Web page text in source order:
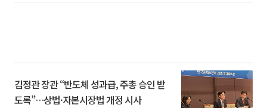
김정관 장관 “반도체 성과급, 주총 승인 받
도록”…상법·자본시장법 개정 시사